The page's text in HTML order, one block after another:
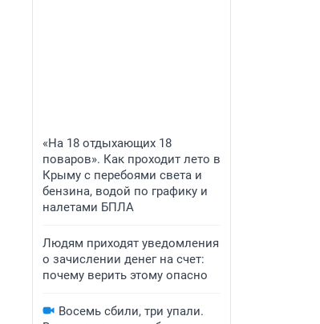
«На 18 отдыхающих 18
поваров». Как проходит лето в
Крыму с перебоями света и
бензина, водой по графику и
налетами БПЛА
Людям приходят уведомления
о зачислении денег на счет:
почему верить этому опасно
Восемь сбили, три упали.